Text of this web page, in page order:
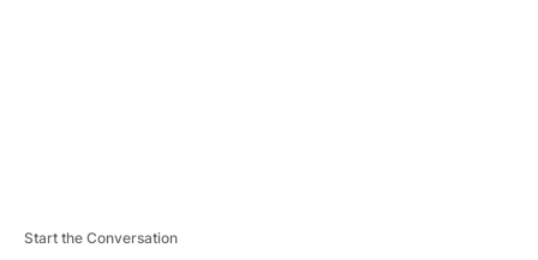
Start the Conversation